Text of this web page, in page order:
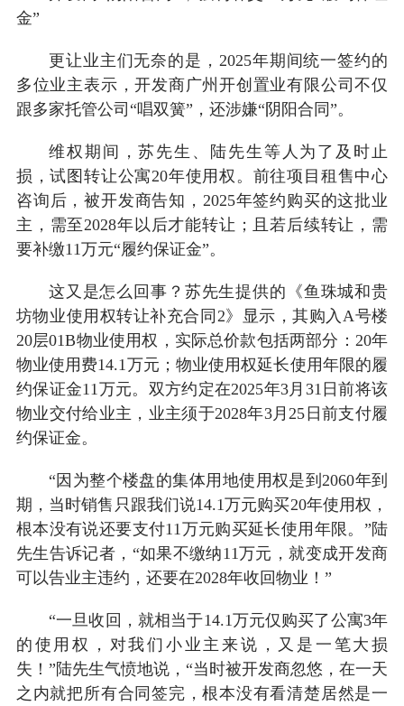
金”
更让业主们无奈的是，2025年期间统一签约的
多位业主表示，开发商广州开创置业有限公司不仅
跟多家托管公司“唱双簧”，还涉嫌“阴阳合同”。
维权期间，苏先生、陆先生等人为了及时止
损，试图转让公寓20年使用权。前往项目租售中心
咨询后，被开发商告知，2025年签约购买的这批业
主，需至2028年以后才能转让；且若后续转让，需
要补缴11万元“履约保证金”。
这又是怎么回事？苏先生提供的《鱼珠城和贵
坊物业使用权转让补充合同2》显示，其购入A号楼
20层01B物业使用权，实际总价款包括两部分：20年
物业使用费14.1万元；物业使用权延长使用年限的履
约保证金11万元。双方约定在2025年3月31日前将该
物业交付给业主，业主须于2028年3月25日前支付履
约保证金。
“因为整个楼盘的集体用地使用权是到2060年到
期，当时销售只跟我们说14.1万元购买20年使用权，
根本没有说还要支付11万元购买延长使用年限。”陆
先生告诉记者，“如果不缴纳11万元，就变成开发商
可以告业主违约，还要在2028年收回物业！”
“一旦收回，就相当于14.1万元仅购买了公寓3年
的使用权，对我们小业主来说，又是一笔大损
失！”陆先生气愤地说，“当时被开发商忽悠，在一天
之内就把所有合同签完，根本没有看清楚居然是一